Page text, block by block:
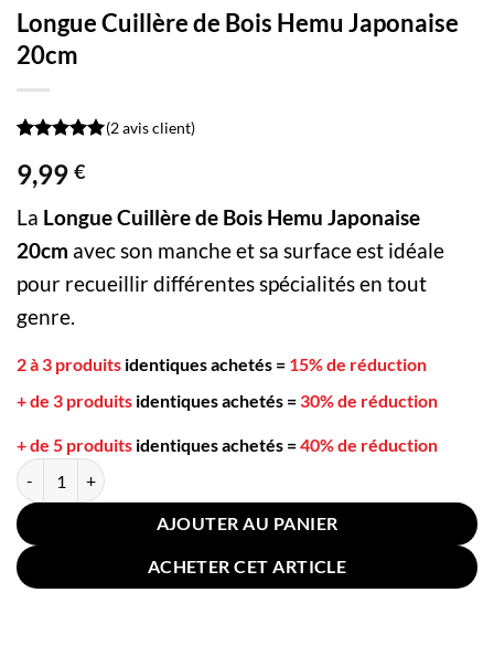
Longue Cuillère de Bois Hemu Japonaise
20cm
5 basé sur
notations
client
(2avis client)
9,99 €
La Longue Cuillère de Bois Hemu Japonaise
20cm avec son manche et sa surface est idéale
pour recueillir différentes spécialités en tout
genre.
2 à 3 produits identiques achetés = 15% de réduction
+ de 3 produits identiques achetés = 30% de réduction
+ de 5 produits identiques achetés =40% de réduction
quantité de Longue Cuillère de Bois Hemu Japonaise 20cm
AJOUTER AU PANIER
ACHETER CET ARTICLE